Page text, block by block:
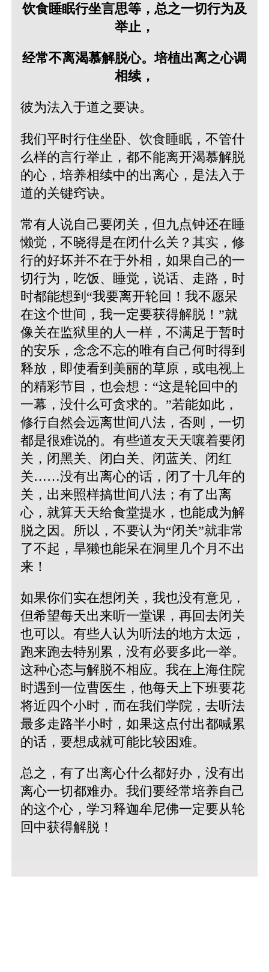
饮食睡眠行坐言思等，总之一切行为及
举止，
经常不离渴慕解脱心。培植出离之心调
相续，
彼为法入于道之要诀。
我们平时行住坐卧、饮食睡眠，不管什
么样的言行举止，都不能离开渴慕解脱
的心，培养相续中的出离心，是法入于
道的关键窍诀。
常有人说自己要闭关，但九点钟还在睡
懒觉，不晓得是在闭什么关？其实，修
行的好坏并不在于外相，如果自己的一
切行为，吃饭、睡觉，说话、走路，时
时都能想到“我要离开轮回！我不愿呆
在这个世间，我一定要获得解脱！”就
像关在监狱里的人一样，不满足于暂时
的安乐，念念不忘的唯有自己何时得到
释放，即使看到美丽的草原，或电视上
的精彩节目，也会想：“这是轮回中的
一幕，没什么可贪求的。”若能如此，
修行自然会远离世间八法，否则，一切
都是很难说的。有些道友天天嚷着要闭
关，闭黑关、闭白关、闭蓝关、闭红
关……没有出离心的话，闭了十几年的
关，出来照样搞世间八法；有了出离
心，就算天天给食堂提水，也能成为解
脱之因。所以，不要认为“闭关”就非常
了不起，旱獭也能呆在洞里几个月不出
来！
如果你们实在想闭关，我也没有意见，
但希望每天出来听一堂课，再回去闭关
也可以。有些人认为听法的地方太远，
跑来跑去特别累，没有必要多此一举。
这种心态与解脱不相应。我在上海住院
时遇到一位曹医生，他每天上下班要花
将近四个小时，而在我们学院，去听法
最多走路半小时，如果这点付出都喊累
的话，要想成就可能比较困难。
总之，有了出离心什么都好办，没有出
离心一切都难办。我们要经常培养自己
的这个心，学习释迦牟尼佛一定要从轮
回中获得解脱！